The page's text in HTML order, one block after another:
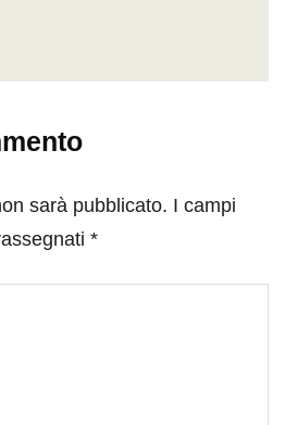
sarà pubblicato. I campi
*